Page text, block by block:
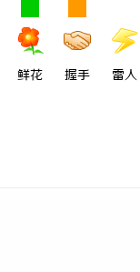
鲜花 握手 雷人